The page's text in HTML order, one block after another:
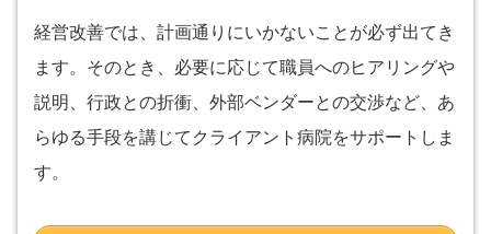
経営改善では、計画通りにいかないことが必ず出てき
ます。そのとき、必要に応じて職員へのヒアリングや
説明、行政との折衝、外部ベンダーとの交渉など、あ
らゆる手段を講じてクライアント病院をサポートしま
す。